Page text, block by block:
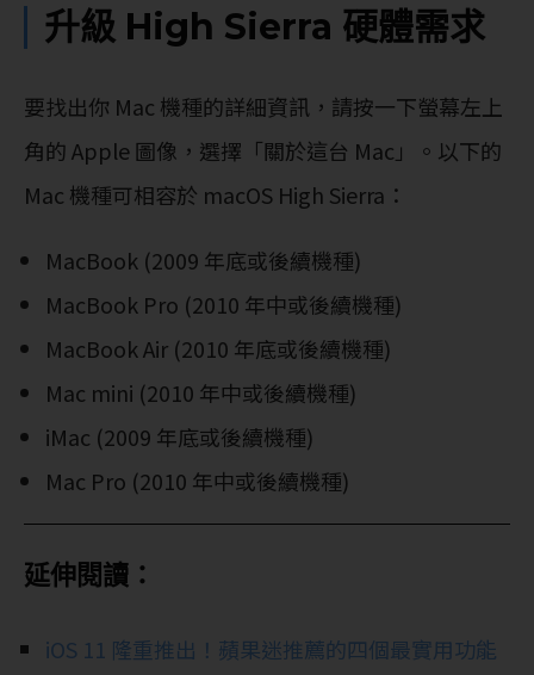
升級 High Sierra 硬體需求
要找出你 Mac 機種的詳細資訊，請按一下螢幕左上
角的 Apple 圖像，選擇「關於這台 Mac」。以下的
Mac 機種可相容於 macOS High Sierra：
MacBook (2009 年底或後續機種)
MacBook Pro (2010 年中或後續機種)
MacBook Air (2010 年底或後續機種)
Mac mini (2010 年中或後續機種)
iMac (2009 年底或後續機種)
Mac Pro (2010 年中或後續機種)
延伸閱讀：
iOS 11 隆重推出！蘋果迷推薦的四個最實用功能